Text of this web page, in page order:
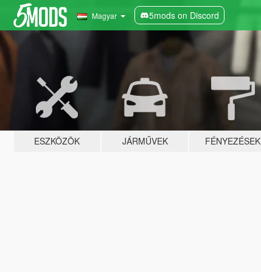
Magyar 5mods on Discord
ESZKÖZÖK JÁRMŰVEK FÉNYEZÉSEK